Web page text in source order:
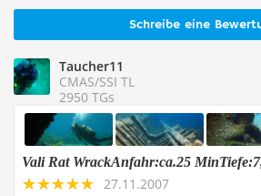
Schreibe eine
Taucher11
CMAS/SSI TL
2950 TGs
Vali Rat WrackAnfahr:ca.25
27.11.2007